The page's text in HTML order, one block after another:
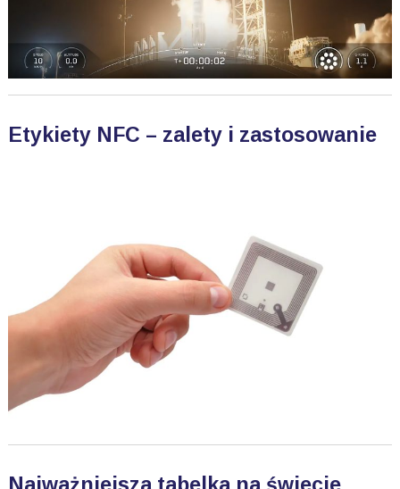
Etykiety NFC – zalety i zastosowanie